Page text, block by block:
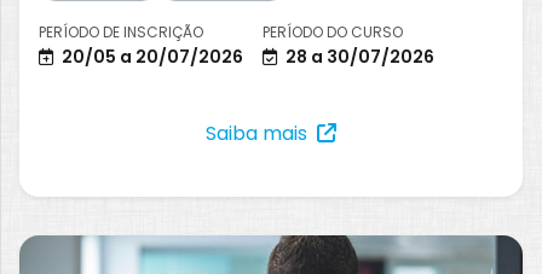
PERÍODO DE INSCRIÇÃO
20/05 a 20/07/2026
PERÍODO DO CURSO
28 a 30/07/2026
Saiba mais